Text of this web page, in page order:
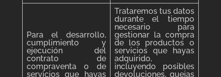
Para el desarrollo,
cumplimiento y
ejecución del
contrato de
compraventa o de
servicios que hayas
Trataremos tus datos
durante el tiempo
necesario para
gestionar la compra
de los productos o
servicios que hayas
adquirido,
incluyendo posibles
devoluciones, quejas